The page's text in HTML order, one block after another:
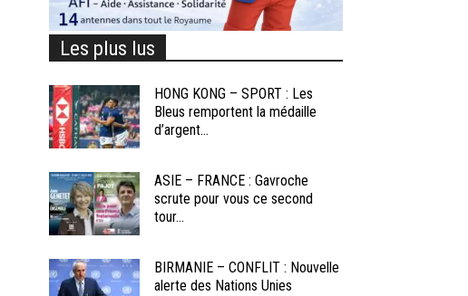
Les plus lus
HONG KONG – SPORT : Les
Bleus remportent la médaille
d’argent...
ASIE – FRANCE : Gavroche
scrute pour vous ce second
tour...
BIRMANIE – CONFLIT : Nouvelle
alerte des Nations Unies